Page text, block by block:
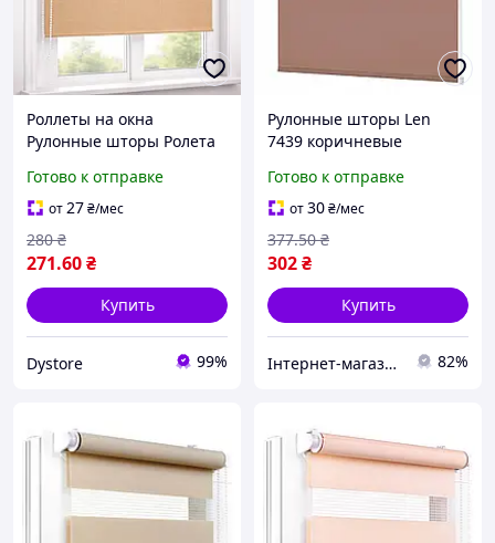
Роллеты на окна
Рулонные шторы Ролета
Ролокассеты лен 814 Лате
Готово к отправке
от27₴/мес
271.60₴
280 ₴
Купить
Dystore 99%
Рулонные шторы Len
7439 коричневые
универсальные с
цепочным механизмом
управления
Готово к отправке
от30₴/мес
302₴
377.50 ₴
Купить
Інтернет-магазин Already Better 82%